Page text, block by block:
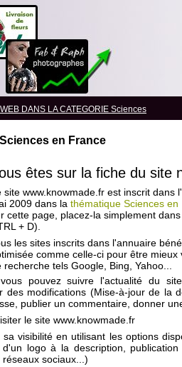
DANS LA CATEGORIE Sciences
Sciences en France
êtes sur la fiche du site
site www.knowmade.fr est inscrit dans
2009 dans la thématique Sciences en
cette page, placez-la simplement
+ D).
les sites inscrits dans l'annuaire
comme celle-ci pour être mieux
recherche tels Google, Bing, Yahoo...
pouvez suivre l'actualité du
des modifications (Mise-à-jour de la
publier un commentaire, donner
le site www.knowmade.fr
visibilité en utilisant les options
logo à la description,
sociaux...)